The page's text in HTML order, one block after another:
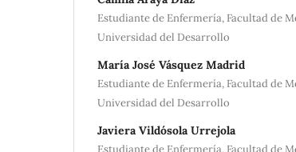
Estudiante de Enfermería, Facultad de
Universidad del Desarrollo
María José Vásquez Madrid
Estudiante de Enfermería, Facultad de
Universidad del Desarrollo
Javiera Vildósola Urrejola
Estudiante de Enfermería, Facultad de